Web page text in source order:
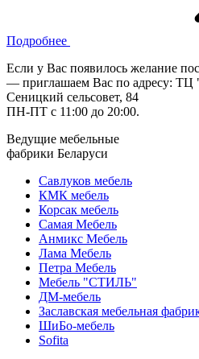
Подробнее
Если у Вас появилось желание
— приглашаем Вас по адресу:
Сеницкий сельсовет, 84
ПН-ПТ с 11:00 до 20:00.
Ведущие мебельные
фабрики Беларуси
Савлуков мебель
КМК мебель
Корсак мебель
Самая Мебель
Анмикс Мебель
Лама Мебель
Петра Мебель
Мебель "СТИЛЬ"
ДМ-мебель
Заславская мебельная
ШиБо-мебель
Sofita